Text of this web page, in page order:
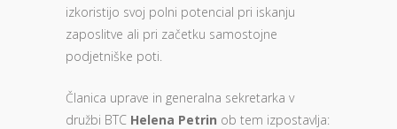
izkoristijo svoj polni potencial pri iskanju
zaposlitve ali pri začetku samostojne
podjetniške poti.
Članica uprave in generalna sekretarka v
družbi BTC Helena Petrin ob tem izpostavlja: